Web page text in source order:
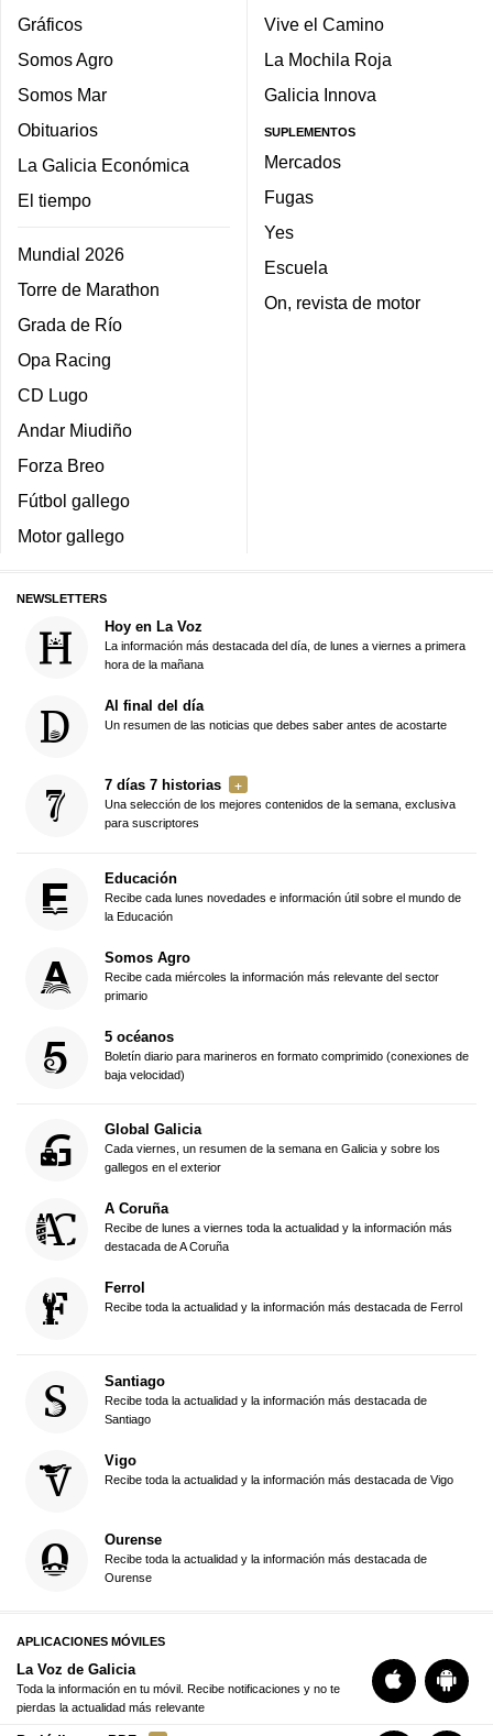
Gráficos
Somos Agro
Somos Mar
Obituarios
La Galicia Económica
El tiempo
Mundial 2026
Torre de Marathon
Grada de Río
Opa Racing
CD Lugo
Andar Miudiño
Forza Breo
Fútbol gallego
Motor gallego
Vive el Camino
La Mochila Roja
Galicia Innova
SUPLEMENTOS
Mercados
Fugas
Yes
Escuela
On, revista de motor
NEWSLETTERS
Hoy en La Voz
La información más destacada del día, de lunes a viernes a primera
hora de la mañana
Al final del día
Un resumen de las noticias que debes saber antes de acostarte
7 días 7 historias
Una selección de los mejores contenidos de la semana, exclusiva
para suscriptores
Educación
Recibe cada lunes novedades e información útil sobre el mundo de
la Educación
Somos Agro
Recibe cada miércoles la información más relevante del sector
primario
5 océanos
Boletín diario para marineros en formato comprimido (conexiones de
baja velocidad)
Global Galicia
Cada viernes, un resumen de la semana en Galicia y sobre los
gallegos en el exterior
A Coruña
Recibe de lunes a viernes toda la actualidad y la información más
destacada de A Coruña
Ferrol
Recibe toda la actualidad y la información más destacada de Ferrol
Santiago
Recibe toda la actualidad y la información más destacada de
Santiago
Vigo
Recibe toda la actualidad y la información más destacada de Vigo
Ourense
Recibe toda la actualidad y la información más destacada de
Ourense
APLICACIONES MÓVILES
La Voz de Galicia
Toda la información en tu móvil. Recibe notificaciones y no te
pierdas la actualidad más relevante